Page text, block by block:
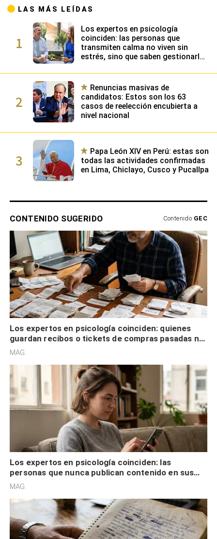
LAS MÁS LEÍDAS
1
Los expertos en psicología
coinciden: las personas que
transmiten calma no viven sin
estrés, sino que saben gestionarlo
emocional
2
Renuncias masivas de
candidatos: Estos son los 63
casos de reelección encubierta a
nivel nacional
3
Papa León XIV en Perú: estas son
todas las actividades confirmadas
en Lima, Chiclayo, Cusco y Pucallpa
CONTENIDO SUGERIDO Contenido GEC
Los expertos en psicología coinciden: quienes
guardan recibos o tickets de compras pasadas no
son acumuladores, sino que tienen necesidad de
MAG.
Los expertos en psicología coinciden: las
personas que nunca publican contenido en sus
redes sociales no pretenden buscar validación
MAG.